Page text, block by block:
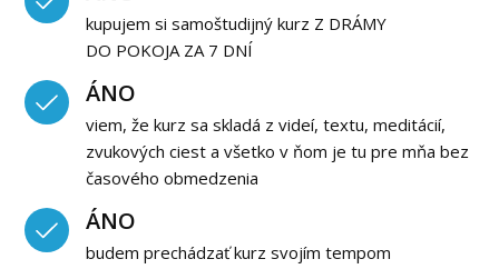
kupujem si samoštudijný kurz Z DRÁMY
DO POKOJA ZA 7 DNÍ
ÁNO
viem, že kurz sa skladá z videí, textu, meditácií,
zvukových ciest a všetko v ňom je tu pre mňa bez
časového obmedzenia
ÁNO
budem prechádzať kurz svojím tempom